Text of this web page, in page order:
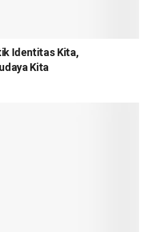
Identitas Kita,
Kita